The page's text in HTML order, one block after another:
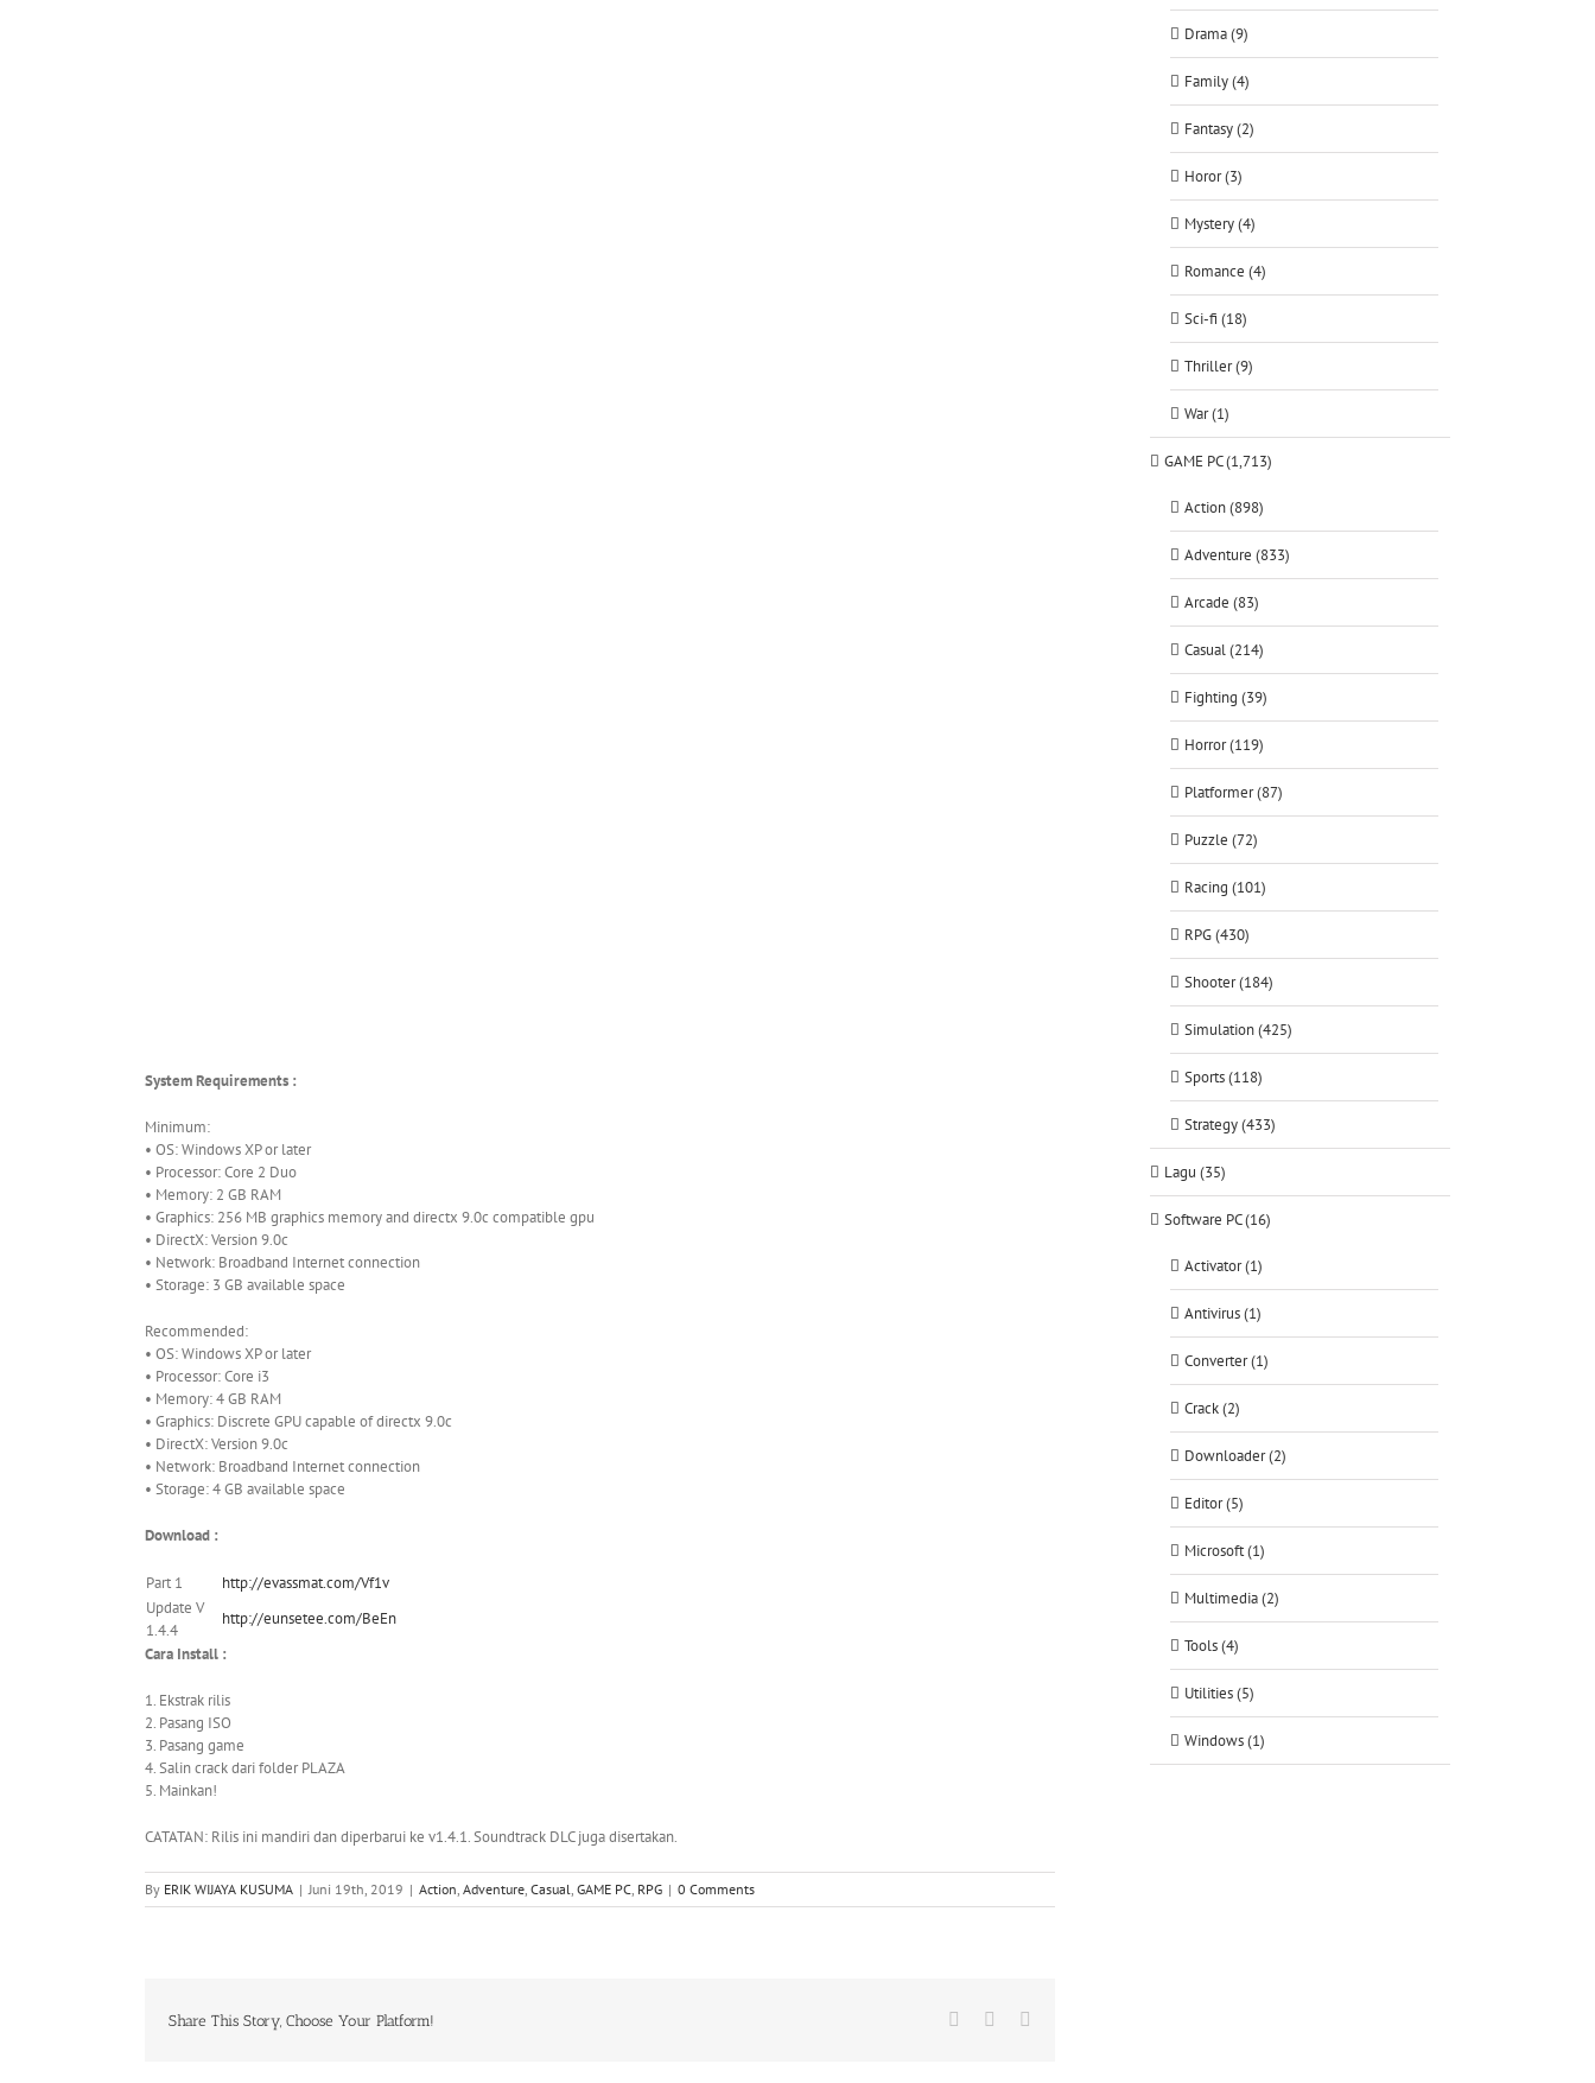
System Requirements :
Minimum:
• OS: Windows XP or later
• Processor: Core 2 Duo
• Memory: 2 GB RAM
• Graphics: 256 MB graphics memory and directx 9.0c compatible gpu
• DirectX: Version 9.0c
• Network: Broadband Internet connection
• Storage: 3 GB available space
Recommended:
• OS: Windows XP or later
• Processor: Core i3
• Memory: 4 GB RAM
• Graphics: Discrete GPU capable of directx 9.0c
• DirectX: Version 9.0c
• Network: Broadband Internet connection
• Storage: 4 GB available space
Download :
Part 1
http://evassmat.com/Vf1v
Update V
1.4.4
http://eunsetee.com/BeEn
Cara Install :
1. Ekstrak rilis
2. Pasang ISO
3. Pasang game
4. Salin crack dari folder PLAZA
5. Mainkan!
CATATAN: Rilis ini mandiri dan diperbarui ke v1.4.1. Soundtrack DLC juga disertakan.
By ERIK WIJAYA KUSUMA | Juni 19th, 2019 | Action, Adventure, Casual, GAME PC, RPG | 0 Comments
Share This Story, Choose Your Platform! Facebook
Drama (9)
Family (4)
Fantasy (2)
Horor (3)
Mystery (4)
Romance (4)
Sci-fi (18)
Thriller (9)
War (1)
GAME PC (1,713)
Action (898)
Adventure (833)
Arcade (83)
Casual (214)
Fighting (39)
Horror (119)
Platformer (87)
Puzzle (72)
Racing (101)
RPG (430)
Shooter (184)
Simulation (425)
Sports (118)
Strategy (433)
Lagu (35)
Software PC (16)
Activator (1)
Antivirus (1)
Converter (1)
Crack (2)
Downloader (2)
Editor (5)
Microsoft (1)
Multimedia (2)
Tools (4)
Utilities (5)
Windows (1)